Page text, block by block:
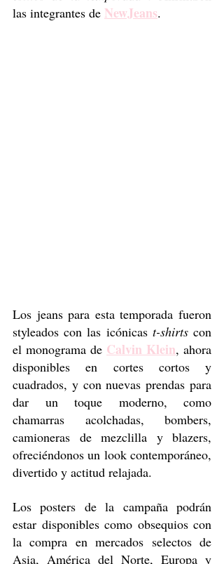
las integrantes de NewJeans.
Los jeans para esta temporada fueron
styleados con las icónicas t-shirts con
el monograma de Calvin Klein, ahora
disponibles en cortes cortos y
cuadrados, y con nuevas prendas para
dar un toque moderno, como
chamarras acolchadas, bombers,
camioneras de mezclilla y blazers,
ofreciéndonos un look contemporáneo,
divertido y actitud relajada.
Los posters de la campaña podrán
estar disponibles como obsequios con
la compra en mercados selectos de
Asia, América del Norte, Europa y